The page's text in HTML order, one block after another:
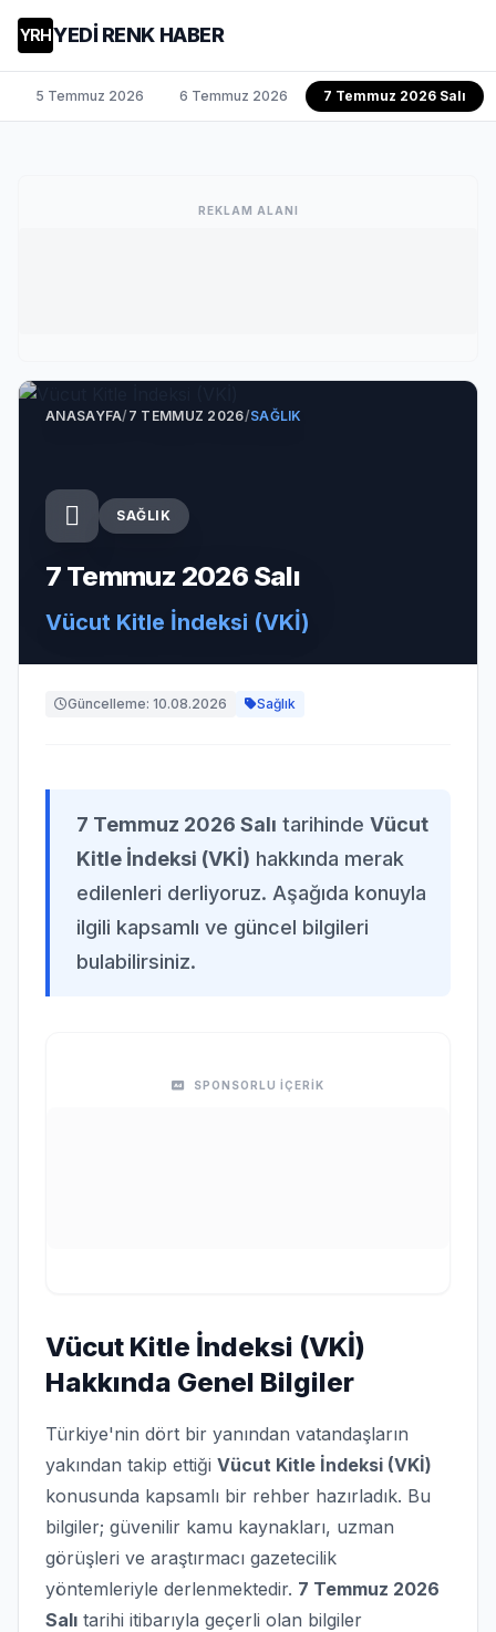
YRHYEDİ RENK HABER
5 Temmuz 2026 6 Temmuz 2026 7 Temmuz 2026 Salı
REKLAM ALANI
ANASAYFA/7 TEMMUZ 2026/SAĞLIK
SAĞLIK
7 Temmuz 2026 Salı
Vücut Kitle İndeksi (VKİ)
Güncelleme: 10.08.2026 Sağlık
7 Temmuz 2026 Salı tarihinde Vücut
Kitle İndeksi (VKİ) hakkında merak
edilenleri derliyoruz. Aşağıda konuyla
ilgili kapsamlı ve güncel bilgileri
bulabilirsiniz.
SPONSORLU İÇERİK
Vücut Kitle İndeksi (VKİ)
Hakkında Genel Bilgiler
Türkiye'nin dört bir yanından vatandaşların
yakından takip ettiği Vücut Kitle İndeksi (VKİ)
konusunda kapsamlı bir rehber hazırladık. Bu
bilgiler; güvenilir kamu kaynakları, uzman
görüşleri ve araştırmacı gazetecilik
yöntemleriyle derlenmektedir. 7 Temmuz 2026
Salı tarihi itibarıyla geçerli olan bilgiler